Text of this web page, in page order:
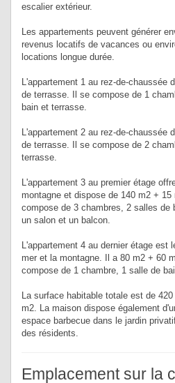
escalier extérieur.
Les appartements peuvent générer
revenus locatifs de vacances ou
locations longue durée.
L'appartement 1 au rez-de-chaussée
de terrasse. Il se compose de 1
bain et terrasse.
L'appartement 2 au rez-de-chaussée
de terrasse. Il se compose de 2
terrasse.
L'appartement 3 au premier étage
montagne et dispose de 140 m2 +
compose de 3 chambres, 2 salles de
un salon et un balcon.
L'appartement 4 au dernier étage est
mer et la montagne. Il a 80 m2 + 60
compose de 1 chambre, 1 salle de
La surface habitable totale est de
m2. La maison dispose également
espace barbecue dans le jardin
des résidents.
Emplacement sur la